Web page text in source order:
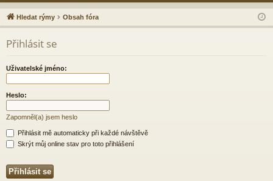
a lá
sit
ist
ro
Hledat rýmy Obsah fóra
Přihlásit se
Uživatelské jméno:
Heslo:
Zapomněl(a) jsem heslo
Přihlásit mě automaticky při každé návštěvě
Skrýt můj online stav pro toto přihlášení